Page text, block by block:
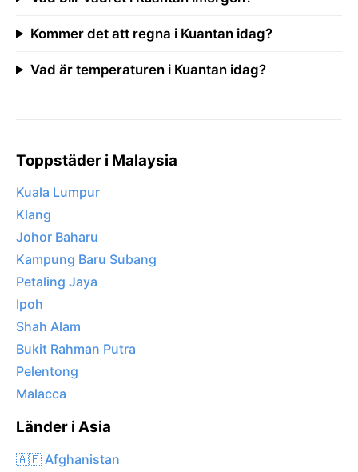
Kommer det att regna i Kuantan idag?
Vad är temperaturen i Kuantan idag?
Toppstäder i Malaysia
Kuala Lumpur
Klang
Johor Baharu
Kampung Baru Subang
Petaling Jaya
Ipoh
Shah Alam
Bukit Rahman Putra
Pelentong
Malacca
Länder i Asia
🇦🇫 Afghanistan